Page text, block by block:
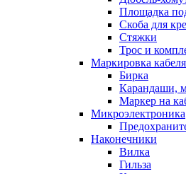
Площадка
Скоба для
Стяжки
Трос и
Маркировка кабеля
Бирка
Карандаши,
Маркер на
Микроэлектроника
Наконечники
Вилка
Гильза